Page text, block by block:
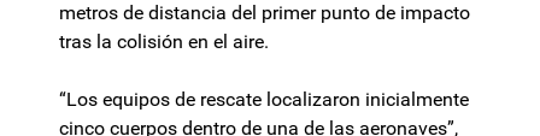
metros de distancia del primer punto de impacto
tras la colisión en el aire.
“Los equipos de rescate localizaron inicialmente
cinco cuerpos dentro de una de las aeronaves”,